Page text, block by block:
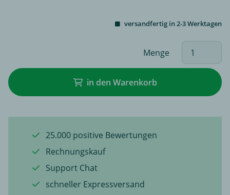
versandfertig in 2-3 Werktagen
Menge
in den Warenkorb
25.000 positive Bewertungen
Rechnungskauf
Support Chat
schneller Expressversand